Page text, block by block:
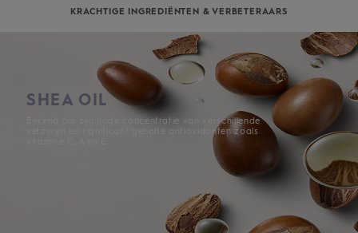
KRACHTIGE INGREDIËNTEN & VERBETERAARS
SHEA OIL
Bekend om zijn hoge concentratie van verschillende
vetzuren en significant gehalte antioxidanten zoals